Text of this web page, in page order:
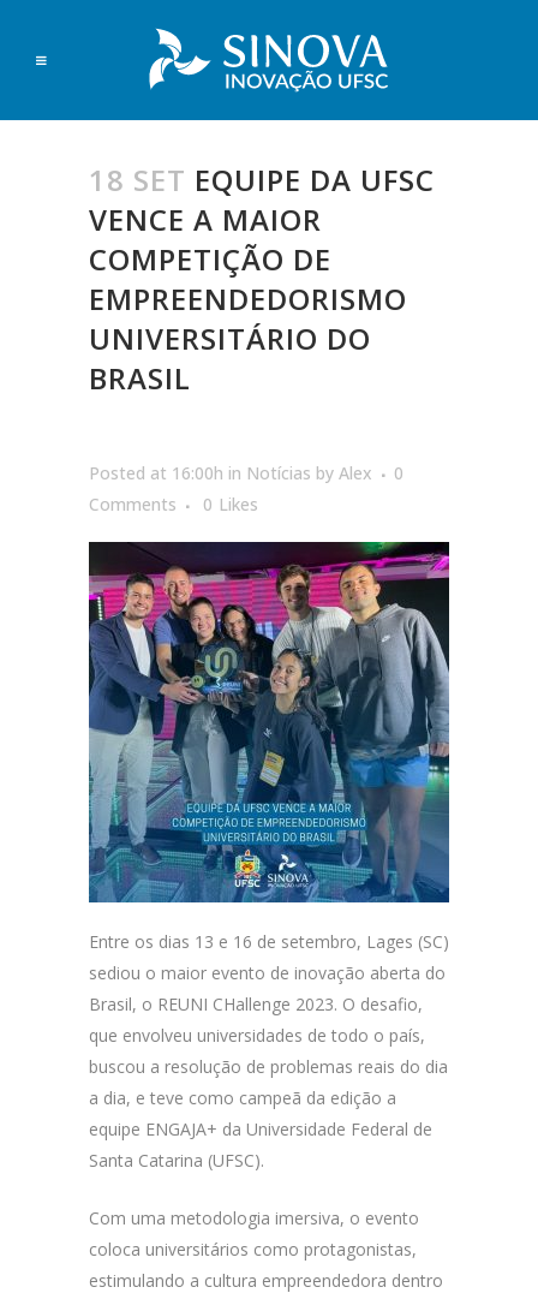
18 SET EQUIPE DA UFSC
VENCE A MAIOR
COMPETIÇÃO DE
EMPREENDEDORISMO
UNIVERSITÁRIO DO
BRASIL
Posted at 16:00h in Notícias by Alex
0
Comments
0 Likes
Entre os dias 13 e 16 de setembro, Lages (SC)
sediou o maior evento de inovação aberta do
Brasil, o REUNI CHallenge 2023. O desafio,
que envolveu universidades de todo o país,
buscou a resolução de problemas reais do dia
a dia, e teve como campeã da edição a
equipe ENGAJA+ da Universidade Federal de
Santa Catarina (UFSC).
Com uma metodologia imersiva, o evento
coloca universitários como protagonistas,
estimulando a cultura empreendedora dentro